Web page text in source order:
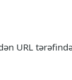
URL